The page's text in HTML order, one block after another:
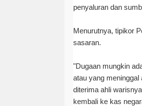
penyaluran dan
Menurutnya, tipikor
sasaran.
"Dugaan mungkin
atau yang meninggal
diterima ahli
kembali ke kas